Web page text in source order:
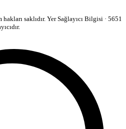
saklıdır. Yer Sağlayıcı Bilgisi · 5651